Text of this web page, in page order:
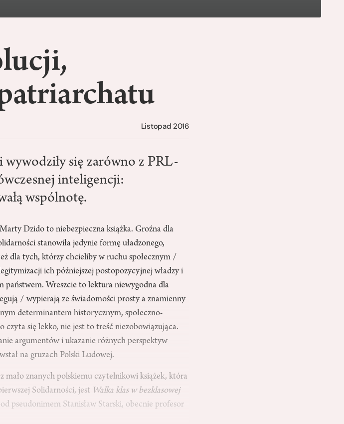
Listopad 2016
się zarówno z PRL-
inteligencji:
wspólnotę.
Dzido to niebezpieczna książka. Groźna dla
stanowiła jedynie formę uładzonego,
dla tych, którzy chcieliby w ruchu społecznym /
ich późniejszej postopozycyjnej władzy i
Wreszcie to lektura niewygodna dla
/ wypierają ze świadomości prosty a znamienny
determinantem historycznym, społeczno-
się lekko, nie jest to treść niezobowiązująca.
argumentów i ukazanie różnych perspektyw
na gruzach Polski Ludowej.
mało znanych polskiemu czytelnikowi książek, która
Solidarności, jest Walka klas w bezklasowej
pseudonimem Stanisław Starski, obecnie profesor